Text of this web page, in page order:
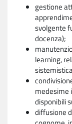
gestione
svolgente
docenza);
learning,
medesime
disponibili
diffusione